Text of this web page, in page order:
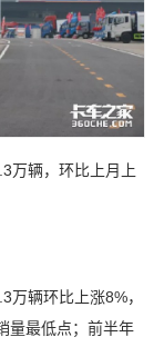
万辆，环比上月上
辆环比上涨8%，
量最低点；前半年